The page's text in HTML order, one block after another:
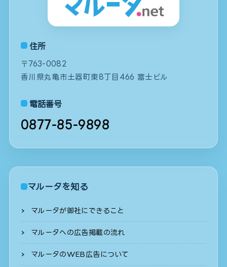
住所
〒763-0082
香川県丸亀市土器町東8丁目466 富士ビル
電話番号
0877-85-9898
マルータを知る
マルータが御社にできること
マルータへの広告掲載の流れ
マルータのWEB広告について